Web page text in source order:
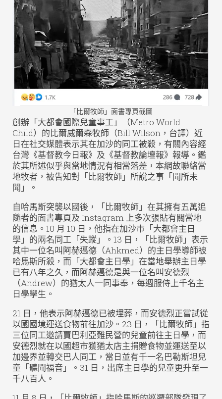
「比爾牧師」面書專頁截圖
創辦「大都會國際兒童事工」（Metro World
Child）的比爾威爾森牧師（Bill Wilson，台譯）近
日在社交媒體表示其在加沙的同工被殺，有關內容經
台灣《基督教今日報》及《基督教論壇報》報導。鑑
於其所述似乎與當地情況有相當落差，本網故聯絡當
地牧者，被告知對「比爾牧師」所說之事「聞所未
聞」。
自哈馬斯突襲以國後，「比爾牧師」在其擁有五萬追
隨者的面書專頁及 Instagram 上多次張貼有關當地
的信息。10 月 10 日，他指在加沙市「大都會主日
學」的兩名同工「失蹤」。13 日，「比爾牧師」表示
其中一位名叫阿赫邁德（Ahkmed）的主日學導師被
哈馬斯所殺，而「大都會主日學」在當地舉辦主日學
已有八年之久，而阿赫邁德是與一位名叫安德烈
（Andrew）的猶太人一同事奉，每週服侍上千名主
日學學生。
21 日，他表示阿赫邁德已被埋葬，而安德烈正嘗試從
以國國境運送食物前往加沙。23 日，「比爾牧師」指
三位同工邀請賈巴利亞難民營的兒童前往主日學，而
安德烈就在以國超市獲猶太店主捐贈食物並運送至以
加邊界並轉交巴人同工，當日並有千一名巴勒斯坦兒
童「聽聞福音」。31 日，出席主日學的兒童更升至一
千八百人。